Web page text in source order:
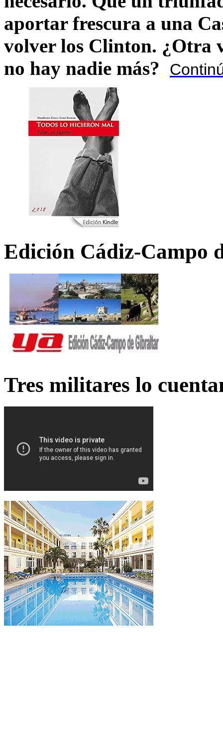
aportar frescura a una
volver los Clinton. ¿Otra
no hay nadie más?
Edición Cádiz-Campo
Tres militares lo